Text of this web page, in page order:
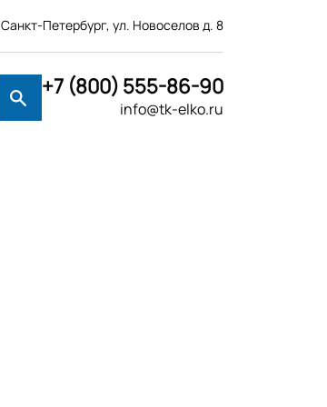
Санкт-Петербург, ул. Новоселов д. 8
+7 (800) 555-86-90
info@tk-elko.ru